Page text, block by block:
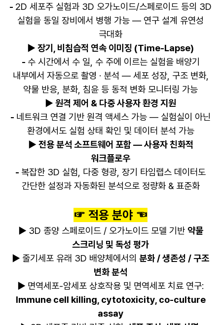
- 2D 세포주 실험과 3D 오가노이드/스페로이드 등의 3D
실험을 동일 장비에서 병행 가능 — 연구 설계 유연성
극대화
▶ 장기, 비침습적 연속 이미징 (Time-Lapse)
- 수 시간에서 수 일, 수 주에 이르는 실험을 배양기
내부에서 자동으로 촬영 · 분석 — 세포 성장, 구조 변화,
약물 반응, 분화, 침윤 등 동적 변화 모니터링 가능
▶ 원격 제어 & 다중 사용자 환경 지원
- 네트워크 연결 기반 원격 액세스 가능 — 실험실이 아닌
환경에서도 실험 상태 확인 및 데이터 분석 가능
▶ 전용 분석 소프트웨어 포함 — 사용자 친화적
워크플로우
- 복잡한 3D 실험, 다중 형광, 장기 타임랩스 데이터도
간단한 설정과 자동화된 분석으로 정량화 & 표준화
☞ 적용 분야 ☜
▶ 3D 종양 스페로이드 / 오가노이드 모델 기반 약물
스크리닝 및 독성 평가
▶ 줄기세포 유래 3D 배양체에서의 분화 / 생존성 / 구조
변화 분석
▶ 면역세포-암세포 상호작용 및 면역세포 치료 연구:
Immune cell killing, cytotoxicity, co-culture
assay